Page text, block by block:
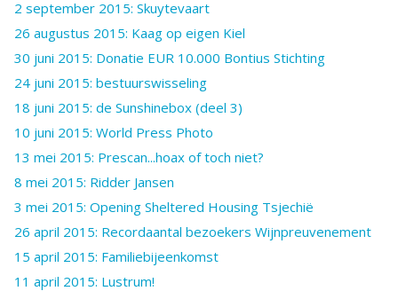
2 september 2015: Skuytevaart
26 augustus 2015: Kaag op eigen Kiel
30 juni 2015: Donatie EUR 10.000 Bontius Stichting
24 juni 2015: bestuurswisseling
18 juni 2015: de Sunshinebox (deel 3)
10 juni 2015: World Press Photo
13 mei 2015: Prescan...hoax of toch niet?
8 mei 2015: Ridder Jansen
3 mei 2015: Opening Sheltered Housing Tsjechië
26 april 2015: Recordaantal bezoekers Wijnpreuvenement
15 april 2015: Familiebijeenkomst
11 april 2015: Lustrum!